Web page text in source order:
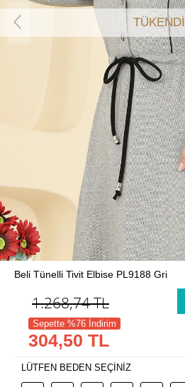
TÜKENDİ
Beli Tünelli Tivit Elbise PL9188 Gri
1.268,74TL
Sepette %76 İndirim
304,50 TL
LÜTFEN BEDEN SEÇİNİZ